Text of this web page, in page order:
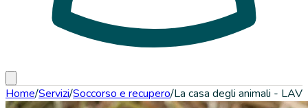
Home/Servizi/Soccorso e recupero/La casa degli animali - LAV